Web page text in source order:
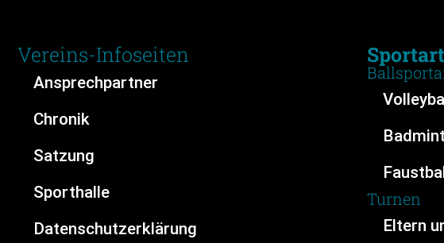
Vereins-Infoseiten
Ansprechpartner
Chronik
Satzung
Sporthalle
Datenschutzerklärung
Turnen
Eltern